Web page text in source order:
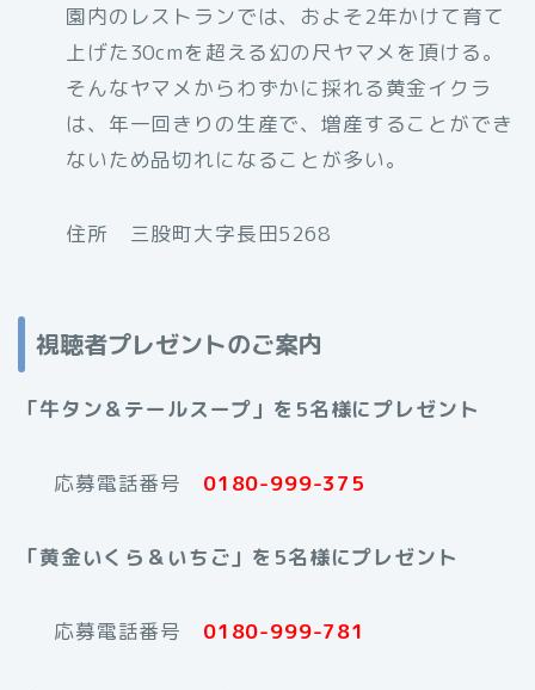
園内のレストランでは、およそ2年かけて育て
上げた30cmを超える幻の尺ヤマメを頂ける。
そんなヤマメからわずかに採れる黄金イクラ
は、年一回きりの生産で、増産することができ
ないため品切れになることが多い。
住所 三股町大字長田5268
視聴者プレゼントのご案内
「牛タン＆テールスープ」を5名様にプレゼント
応募電話番号 0180-999-375
「黄金いくら＆いちご 」を5名様にプレゼント
応募電話番号 0180-999-781